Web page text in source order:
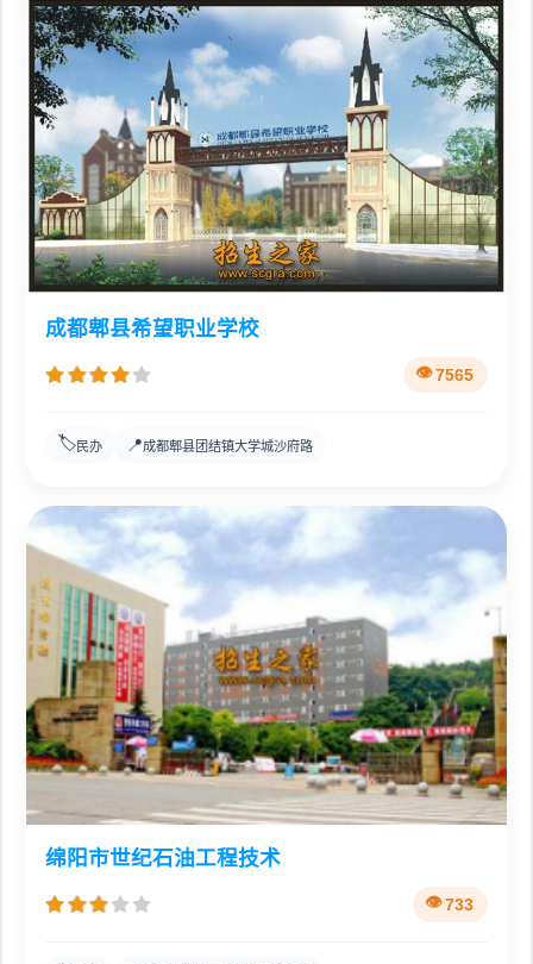
成都郫县希望职业学校
7565
🏷️民办 📍成都郫县团结镇大学城沙府路
绵阳市世纪石油工程技术
733